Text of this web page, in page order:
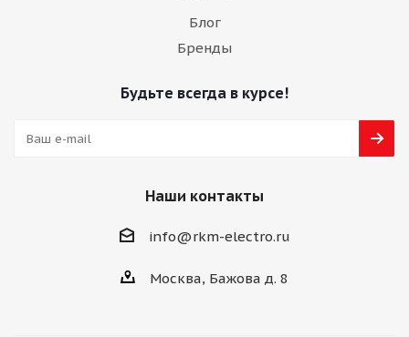
Блог
Бренды
Будьте всегда в курсе!
Наши контакты
info@rkm-electro.ru
Москва, Бажова д. 8